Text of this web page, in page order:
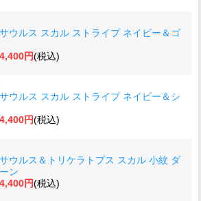
ウルス スカル ストライプ ネイビー＆ゴ
4,400円(税込)
ウルス スカル ストライプ ネイビー＆シ
4,400円(税込)
ウルス＆トリケラトプス スカル 小紋 ダ
ン
4,400円(税込)